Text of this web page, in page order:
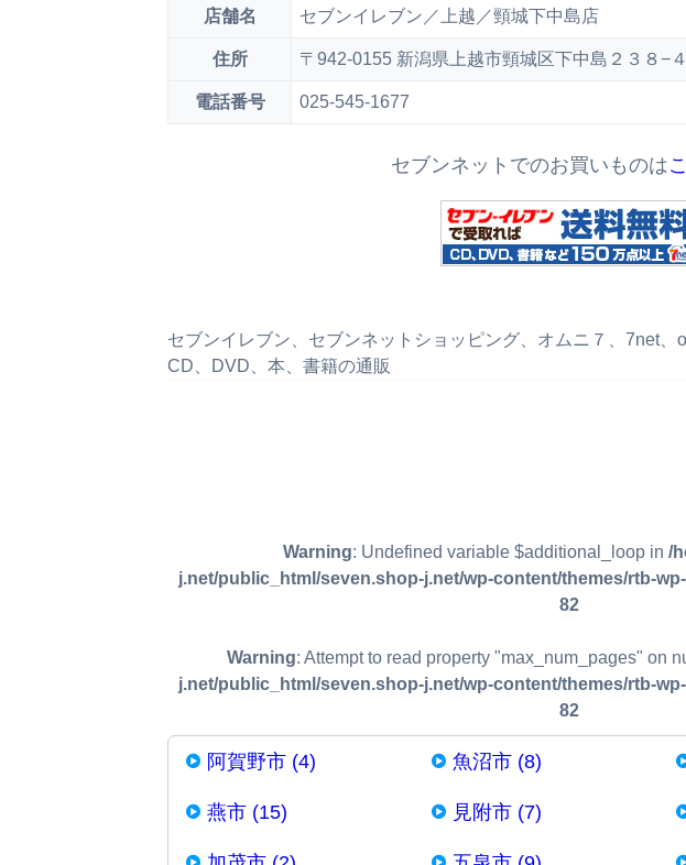
店舗名 セブンイレブン／上越／頸城下中島店
住所 〒942-0155 新潟県上越市頸城区下中島２３８−４
電話番号 025-545-1677
セブンネットでのお買いものは
セブンイレブン、セブンネットショッピング、オムニ７、7net、
CD、DVD、本、書籍の通販
Warning: Undefined variable $additional_loop in /
j.net/public_html/seven.shop-j.net/wp-content/themes/rtb-
82
Warning: Attempt to read property "max_num_pages" on
j.net/public_html/seven.shop-j.net/wp-content/themes/rtb-
82
阿賀野市 (4)
燕市 (15)
魚沼市 (8)
見附市 (7)